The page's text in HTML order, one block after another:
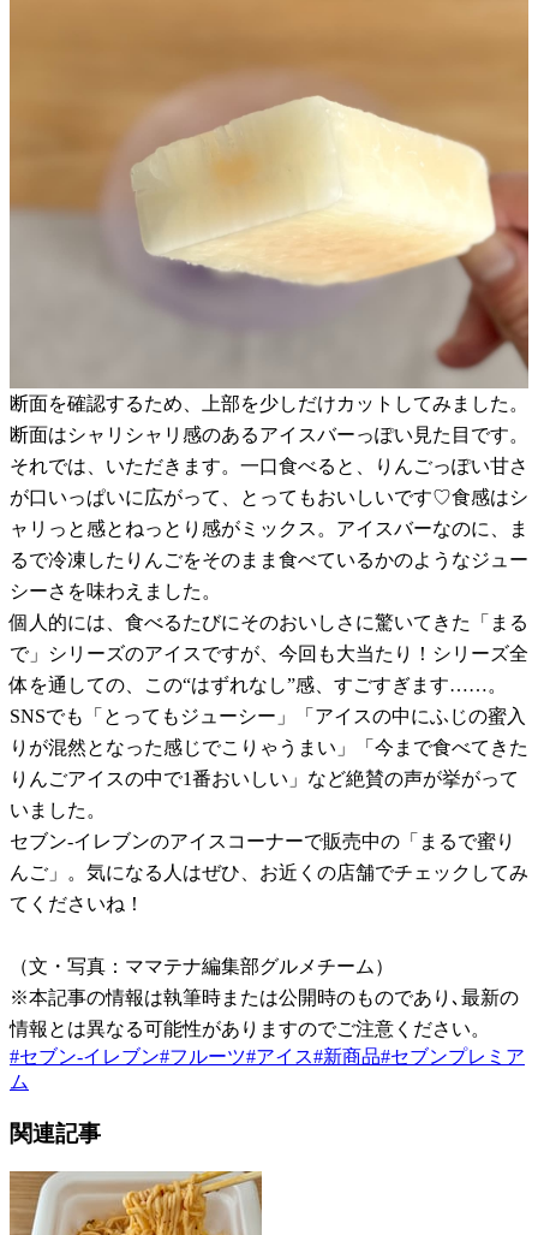
断面を確認するため、上部を少しだけカットしてみました。
断面はシャリシャリ感のあるアイスバーっぽい見た目です。
それでは、いただきます。一口食べると、りんごっぽい甘さ
が口いっぱいに広がって、とってもおいしいです♡食感はシ
ャリっと感とねっとり感がミックス。アイスバーなのに、ま
るで冷凍したりんごをそのまま食べているかのようなジュー
シーさを味わえました。
個人的には、食べるたびにそのおいしさに驚いてきた「まる
で」シリーズのアイスですが、今回も大当たり！シリーズ全
体を通しての、この“はずれなし”感、すごすぎます……。
SNSでも「とってもジューシー」「アイスの中にふじの蜜入
りが混然となった感じでこりゃうまい」「今まで食べてきた
りんごアイスの中で1番おいしい」など絶賛の声が挙がって
いました。
セブン-イレブンのアイスコーナーで販売中の「まるで蜜り
んご」。気になる人はぜひ、お近くの店舗でチェックしてみ
てくださいね！
（文・写真：ママテナ編集部グルメチーム）
※本記事の情報は執筆時または公開時のものであり､最新の
情報とは異なる可能性がありますのでご注意ください。
#セブン-イレブン#フルーツ#アイス#新商品#セブンプレミア
ム
関連記事